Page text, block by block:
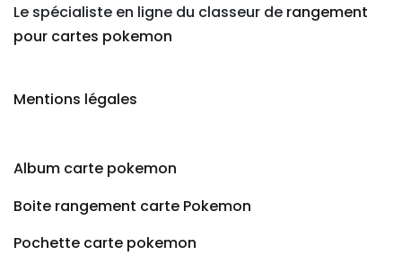
Le spécialiste en ligne du classeur de rangement
pour cartes pokemon
Mentions légales
Album carte pokemon
Boite rangement carte Pokemon
Pochette carte pokemon